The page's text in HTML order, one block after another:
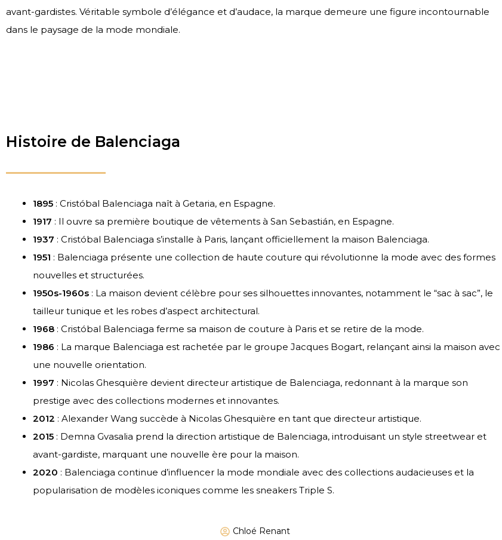
avant-gardistes. Véritable symbole d’élégance et d’audace, la marque demeure une figure incontournable
dans le paysage de la mode mondiale.
Histoire de Balenciaga
1895 : Cristóbal Balenciaga naît à Getaria, en Espagne.
1917 : Il ouvre sa première boutique de vêtements à San Sebastián, en Espagne.
1937 : Cristóbal Balenciaga s’installe à Paris, lançant officiellement la maison Balenciaga.
1951 : Balenciaga présente une collection de haute couture qui révolutionne la mode avec des formes
nouvelles et structurées.
1950s-1960s : La maison devient célèbre pour ses silhouettes innovantes, notamment le “sac à sac”, le
tailleur tunique et les robes d’aspect architectural.
1968 : Cristóbal Balenciaga ferme sa maison de couture à Paris et se retire de la mode.
1986 : La marque Balenciaga est rachetée par le groupe Jacques Bogart, relançant ainsi la maison avec
une nouvelle orientation.
1997 : Nicolas Ghesquière devient directeur artistique de Balenciaga, redonnant à la marque son
prestige avec des collections modernes et innovantes.
2012 : Alexander Wang succède à Nicolas Ghesquière en tant que directeur artistique.
2015 : Demna Gvasalia prend la direction artistique de Balenciaga, introduisant un style streetwear et
avant-gardiste, marquant une nouvelle ère pour la maison.
2020 : Balenciaga continue d’influencer la mode mondiale avec des collections audacieuses et la
popularisation de modèles iconiques comme les sneakers Triple S.
Chloé Renant